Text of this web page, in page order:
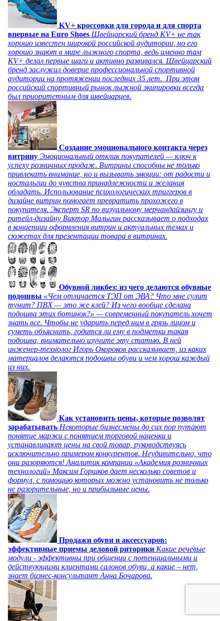
KV+ кроссовки для города и для спорта
впервые на Euro Shoes Швейцарский бренд KV+ не так
хорошо известен широкой российской аудитории, но его
хорошо знают в мире лыжного спорта, ведь именно там
KV+ делал первые шаги и активно развивался. Швейцарский
бренд заслужил доверие профессиональной спортивной
аудитории на протяжении последних 35 лет. При этом
российский спортивный рынок лыжной экипировки всегда
был приоритетным для швейцарцев.
Создание эмоционального контакта через
витрину Эмоциональный отклик покупателей — ключ к
успеху розничных продаж. Витрины способны не только
привлекать внимание, но и вызывать эмоции: от радости и
ностальгии до чувства принадлежности и желания
обладать. Использование психологических триггеров в
дизайне витрин помогает превратить прохожего в
покупателя. Эксперт SR по визуальному мерчандайзингу и
ритейл-дизайну Виктор Малыгин рассказывает о подходах
в концепции оформления витрин и актуальных темах и
сюжетах для презентации товара в витринах.
Обувной ликбез: из чего делаются обувные
подошвы «Чем отличается ТЭП от ЭВА? Что мне сулит
тунит? ПВХ — это же клей? Из чего вообще сделана
подошва этих ботинок?» — современный покупатель хочет
знать все. Чтобы не ударить перед ним в грязь лицом и
суметь объяснить, годится ли ему в подметки такая
подошва, внимательно изучите эту статью. В ней
инженер-технолог Игорь Окороков рассказывает, из каких
материалов делаются подошвы обуви и чем хорош каждый
из них.
Как установить цены, которые позволят
зарабатывать Некоторые бизнесмены до сих пор путают
понятие маржи с понятием торговой наценки и
устанавливают цены на свой товар, руководствуясь
исключительно примером конкурентов. Неудивительно, что
они разоряются! Аналитик компании «Академия розничных
технологий» Максим Горшков дает несколько советов и
формул, с помощью которых можно установить не только
не разорительные, но и прибыльные цены.
Продажи обуви и аксессуаров:
эффективные приемы деловой риторики Какие речевые
модули - эффективны при общении с потенциальными и
действующими клиентами салонов обуви, а какие – нет,
знает бизнес-консультант Анна Бочарова.